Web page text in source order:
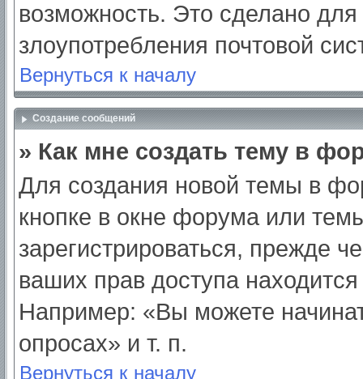
возможность. Это сделано для
злоупотребления почтовой
Вернуться к началу
Создание сообщений
» Как мне создать тему в
Для создания новой темы в
кнопке в окне форума или
зарегистрироваться, прежде
ваших прав доступа
Например: «Вы можете
опросах» и т. п.
Вернуться к началу